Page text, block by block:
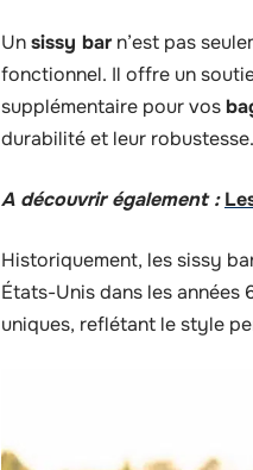
Unsissy barn’est pas
fonctionnel. Il offre un
supplémentaire pour vos
durabilité et leur robustesse.
A découvrir également :
Historiquement, les sissy
États-Unis dans les années
uniques, reflétant le style